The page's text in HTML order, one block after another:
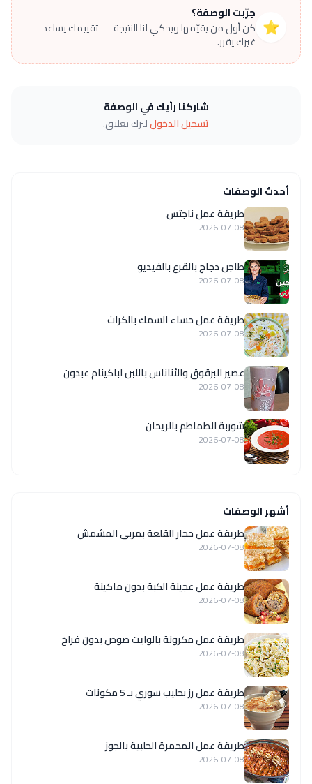
⭐
جرّبت الوصفة؟
كن أول من يقيّمها ويحكي لنا النتيجة — تقييمك يساعد
غيرك يقرر.
شاركنا رأيك في الوصفة
تسجيل الدخوللترك تعليق.
أحدث الوصفات
طريقة عمل ناجتس
2026-07-08
طاجن دجاج بالقرع بالفيديو
2026-07-08
طريقة عمل حساء السمك بالكراث
2026-07-08
عصير البرقوق والأناناس باللبن لباكينام عبدون
2026-07-08
شوربة الطماطم بالريحان
2026-07-08
أشهر الوصفات
طريقة عمل حجار القلعة بمربى المشمش
2026-07-08
طريقة عمل عجينة الكبة بدون ماكينة
2026-07-08
طريقة عمل مكرونة بالوايت صوص بدون فراخ
2026-07-08
طريقة عمل رز بحليب سوري بـ 5 مكونات
2026-07-08
طريقة عمل المحمرة الحلبية بالجوز
2026-07-08